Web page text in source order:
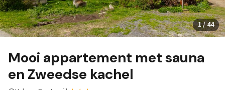
1 / 44
Mooi appartement met sauna
en Zweedse kachel